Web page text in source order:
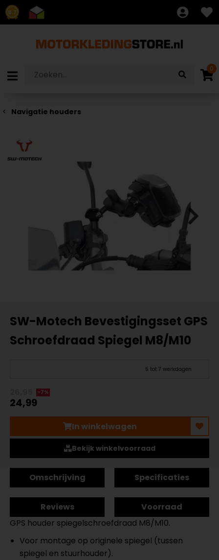
8.7
0
Navigatie houders
SW-Motech Bevestigingsset GPS
Schroefdraad Spiegel M8/M10
5 tot 7 werkdagen
-7%
24,99
In winkelwagen
Bekijk winkelvoorraad
Omschrijving Specificaties
Reviews
Voorraad
GPS houder spiegelschroefdraad M8/M10.
Voor montage op originele spiegel (tussen
spiegel en stuurhouder).